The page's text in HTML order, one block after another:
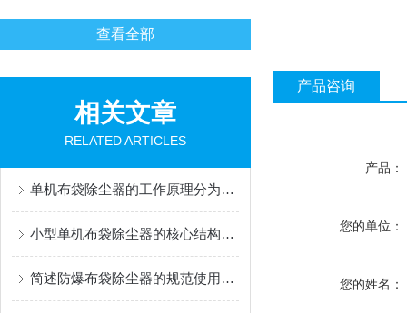
查看全部
相关文章
RELATED ARTICLES
单机布袋除尘器的工作原理分为哪几个阶段？
小型单机布袋除尘器的核心结构有哪些
简述防爆布袋除尘器的规范使用方法
产品咨询
产品：
您的单位：
您的姓名：